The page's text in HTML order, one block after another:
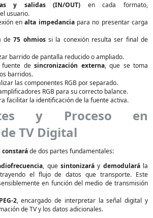
y salidas (IN/OUT) en cada formato,
usuario.
enalta impedanciapara no presentar carga
de75 ohmiossi la conexión resulta ser final de
barrido de pantalla reducido o ampliado.
fuente desincronización externa, que se toma
barridos.
las componentes RGB por separado.
RGB para su correcto balance.
facilitar la identificación de la fuente activa.
y Proceso en
TV Digital
constaráde dos partes fundamentales:
, que sintonizaráy demodularála
el flujo de datos que transporte. Este
en función del medio de transmisión
2, encargado de interpretar la señal digital y
de TV y los datos adicionales.